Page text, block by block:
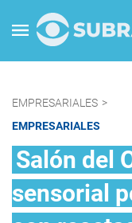
EMPRESARIALES >
EMPRESARIALES
Salón del
sensorial